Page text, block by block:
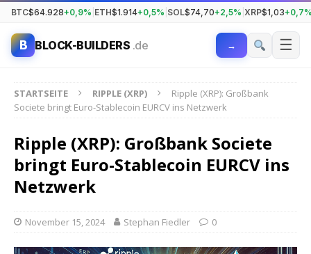
BTC$64.928+0,9% ETH$1.914+0,5% SOL$74,70+2,5% XRP$1,03
B BLOCK-BUILDERS .de → ☰
STARTSEITE RIPPLE (XRP)
Ripple (XRP): Großbank
Societe bringt Euro-Stablecoin EURCV ins Netzwerk
Ripple (XRP): Großbank Societe
bringt Euro-Stablecoin EURCV ins
Netzwerk
November 15, 2024 Stephan Fiedler 0